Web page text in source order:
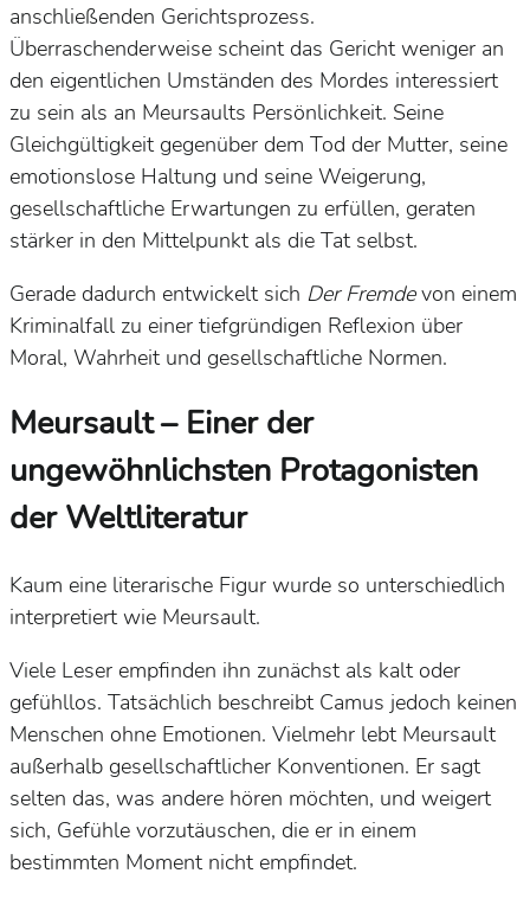
anschließenden Gerichtsprozess.
Überraschenderweise scheint das Gericht weniger an
den eigentlichen Umständen des Mordes interessiert
zu sein als an Meursaults Persönlichkeit. Seine
Gleichgültigkeit gegenüber dem Tod der Mutter, seine
emotionslose Haltung und seine Weigerung,
gesellschaftliche Erwartungen zu erfüllen, geraten
stärker in den Mittelpunkt als die Tat selbst.
Gerade dadurch entwickelt sich Der Fremdevon einem
Kriminalfall zu einer tiefgründigen Reflexion über
Moral, Wahrheit und gesellschaftliche Normen.
Meursault – Einer der
ungewöhnlichsten Protagonisten
der Weltliteratur
Kaum eine literarische Figur wurde so unterschiedlich
interpretiert wie Meursault.
Viele Leser empfinden ihn zunächst als kalt oder
gefühllos. Tatsächlich beschreibt Camus jedoch keinen
Menschen ohne Emotionen. Vielmehr lebt Meursault
außerhalb gesellschaftlicher Konventionen. Er sagt
selten das, was andere hören möchten, und weigert
sich, Gefühle vorzutäuschen, die er in einem
bestimmten Moment nicht empfindet.